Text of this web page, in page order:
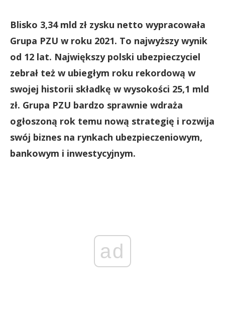
Blisko 3,34 mld zł zysku netto wypracowała
Grupa PZU w roku 2021. To najwyższy wynik
od 12 lat. Największy polski ubezpieczyciel
zebrał też w ubiegłym roku rekordową w
swojej historii składkę w wysokości 25,1 mld
zł. Grupa PZU bardzo sprawnie wdraża
ogłoszoną rok temu nową strategię i rozwija
swój biznes na rynkach ubezpieczeniowym,
bankowym i inwestycyjnym.
ad